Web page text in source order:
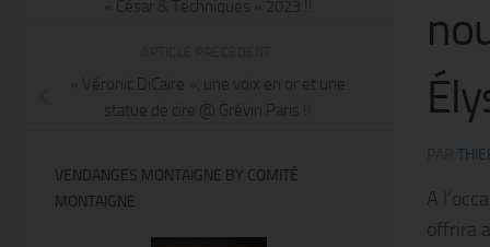
A
offrira
« César & Techniques » 2023 !!
« Véronic DiCaire », une voix en or et une
statue de cire @ Grévin Paris !!
VENDANGES MONTAIGNE BY COMITÉ
MONTAIGNE